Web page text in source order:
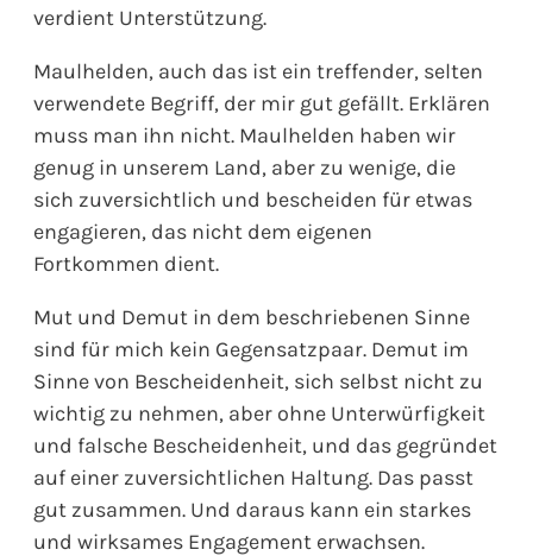
verdient Unterstützung.
Maulhelden, auch das ist ein treffender, selten
verwendete Begriff, der mir gut gefällt. Erklären
muss man ihn nicht. Maulhelden haben wir
genug in unserem Land, aber zu wenige, die
sich zuversichtlich und bescheiden für etwas
engagieren, das nicht dem eigenen
Fortkommen dient.
Mut und Demut in dem beschriebenen Sinne
sind für mich kein Gegensatzpaar. Demut im
Sinne von Bescheidenheit, sich selbst nicht zu
wichtig zu nehmen, aber ohne Unterwürfigkeit
und falsche Bescheidenheit, und das gegründet
auf einer zuversichtlichen Haltung. Das passt
gut zusammen. Und daraus kann ein starkes
und wirksames Engagement erwachsen.